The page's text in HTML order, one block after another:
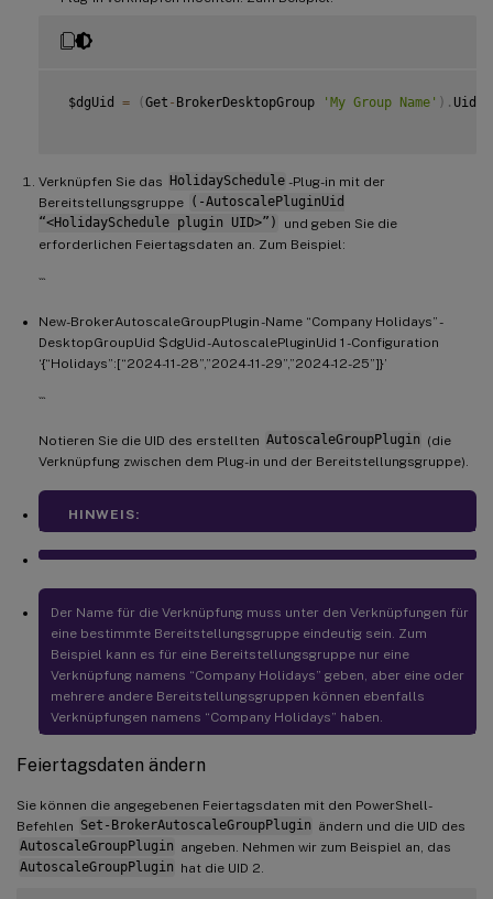
$dgUid = (Get - BrokerDesktopGroup 'My Group Name' ) . Uid
Verknüpfen Sie das HolidaySchedule -Plug-in mit der
Bereitstellungsgruppe (-AutoscalePluginUid
“<HolidaySchedule plugin UID>”)
und geben Sie die
erforderlichen Feiertagsdaten an. Zum Beispiel:
```
New-BrokerAutoscaleGroupPlugin -Name “Company Holidays” -
DesktopGroupUid $dgUid -AutoscalePluginUid 1 -Configuration
‘{“Holidays”:[“2024-11-28”,”2024-11-29”,”2024-12-25”]}’
```
Notieren Sie die UID des erstellten AutoscaleGroupPlugin (die
Verknüpfung zwischen dem Plug-in und der Bereitstellungsgruppe).
HINWEIS:
Der Name für die Verknüpfung muss unter den Verknüpfungen für
eine bestimmte Bereitstellungsgruppe eindeutig sein. Zum
Beispiel kann es für eine Bereitstellungsgruppe nur eine
Verknüpfung namens “Company Holidays” geben, aber eine oder
mehrere andere Bereitstellungsgruppen können ebenfalls
Verknüpfungen namens “Company Holidays” haben.
Feiertagsdaten ändern
Sie können die angegebenen Feiertagsdaten mit den PowerShell-
Befehlen Set-BrokerAutoscaleGroupPlugin ändern und die UID des
AutoscaleGroupPlugin angeben. Nehmen wir zum Beispiel an, das
AutoscaleGroupPlugin hat die UID 2.